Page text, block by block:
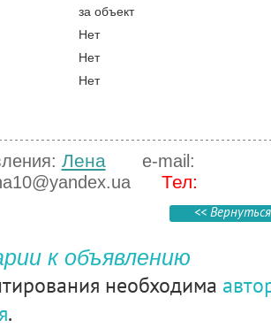
за объект
Нет
Нет
Нет
Лена
e-mail:
Тел:
<<
к объявлению
необходима
.